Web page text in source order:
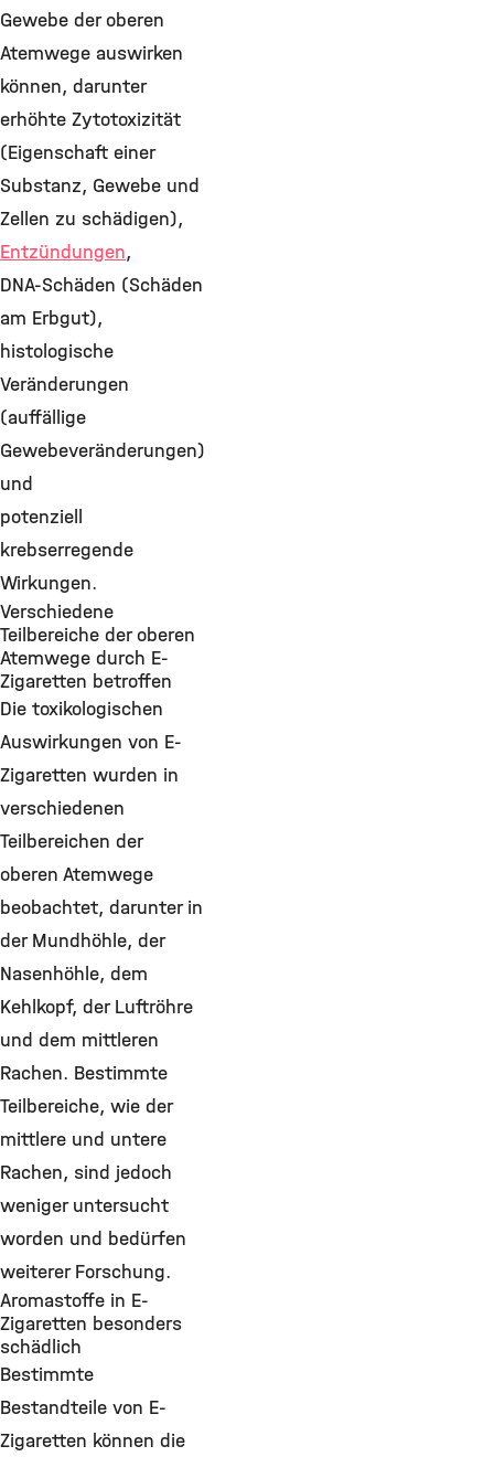
Gewebe der oberen
Atemwege auswirken
können, darunter
erhöhte Zytotoxizität
(Eigenschaft einer
Substanz, Gewebe und
Zellen zu schädigen),
Entzündungen,
DNA-Schäden (Schäden
am Erbgut),
histologische
Veränderungen
(auffällige
Gewebeveränderungen)
und
potenziell
krebserregende
Wirkungen.
Verschiedene
Teilbereiche der oberen
Atemwege durch E-
Zigaretten betroffen
Die toxikologischen
Auswirkungen von E-
Zigaretten wurden in
verschiedenen
Teilbereichen der
oberen Atemwege
beobachtet, darunter in
der Mundhöhle, der
Nasenhöhle, dem
Kehlkopf, der Luftröhre
und dem mittleren
Rachen. Bestimmte
Teilbereiche, wie der
mittlere und untere
Rachen, sind jedoch
weniger untersucht
worden und bedürfen
weiterer Forschung.
Aromastoffe in E-
Zigaretten besonders
schädlich
Bestimmte
Bestandteile von E-
Zigaretten können die